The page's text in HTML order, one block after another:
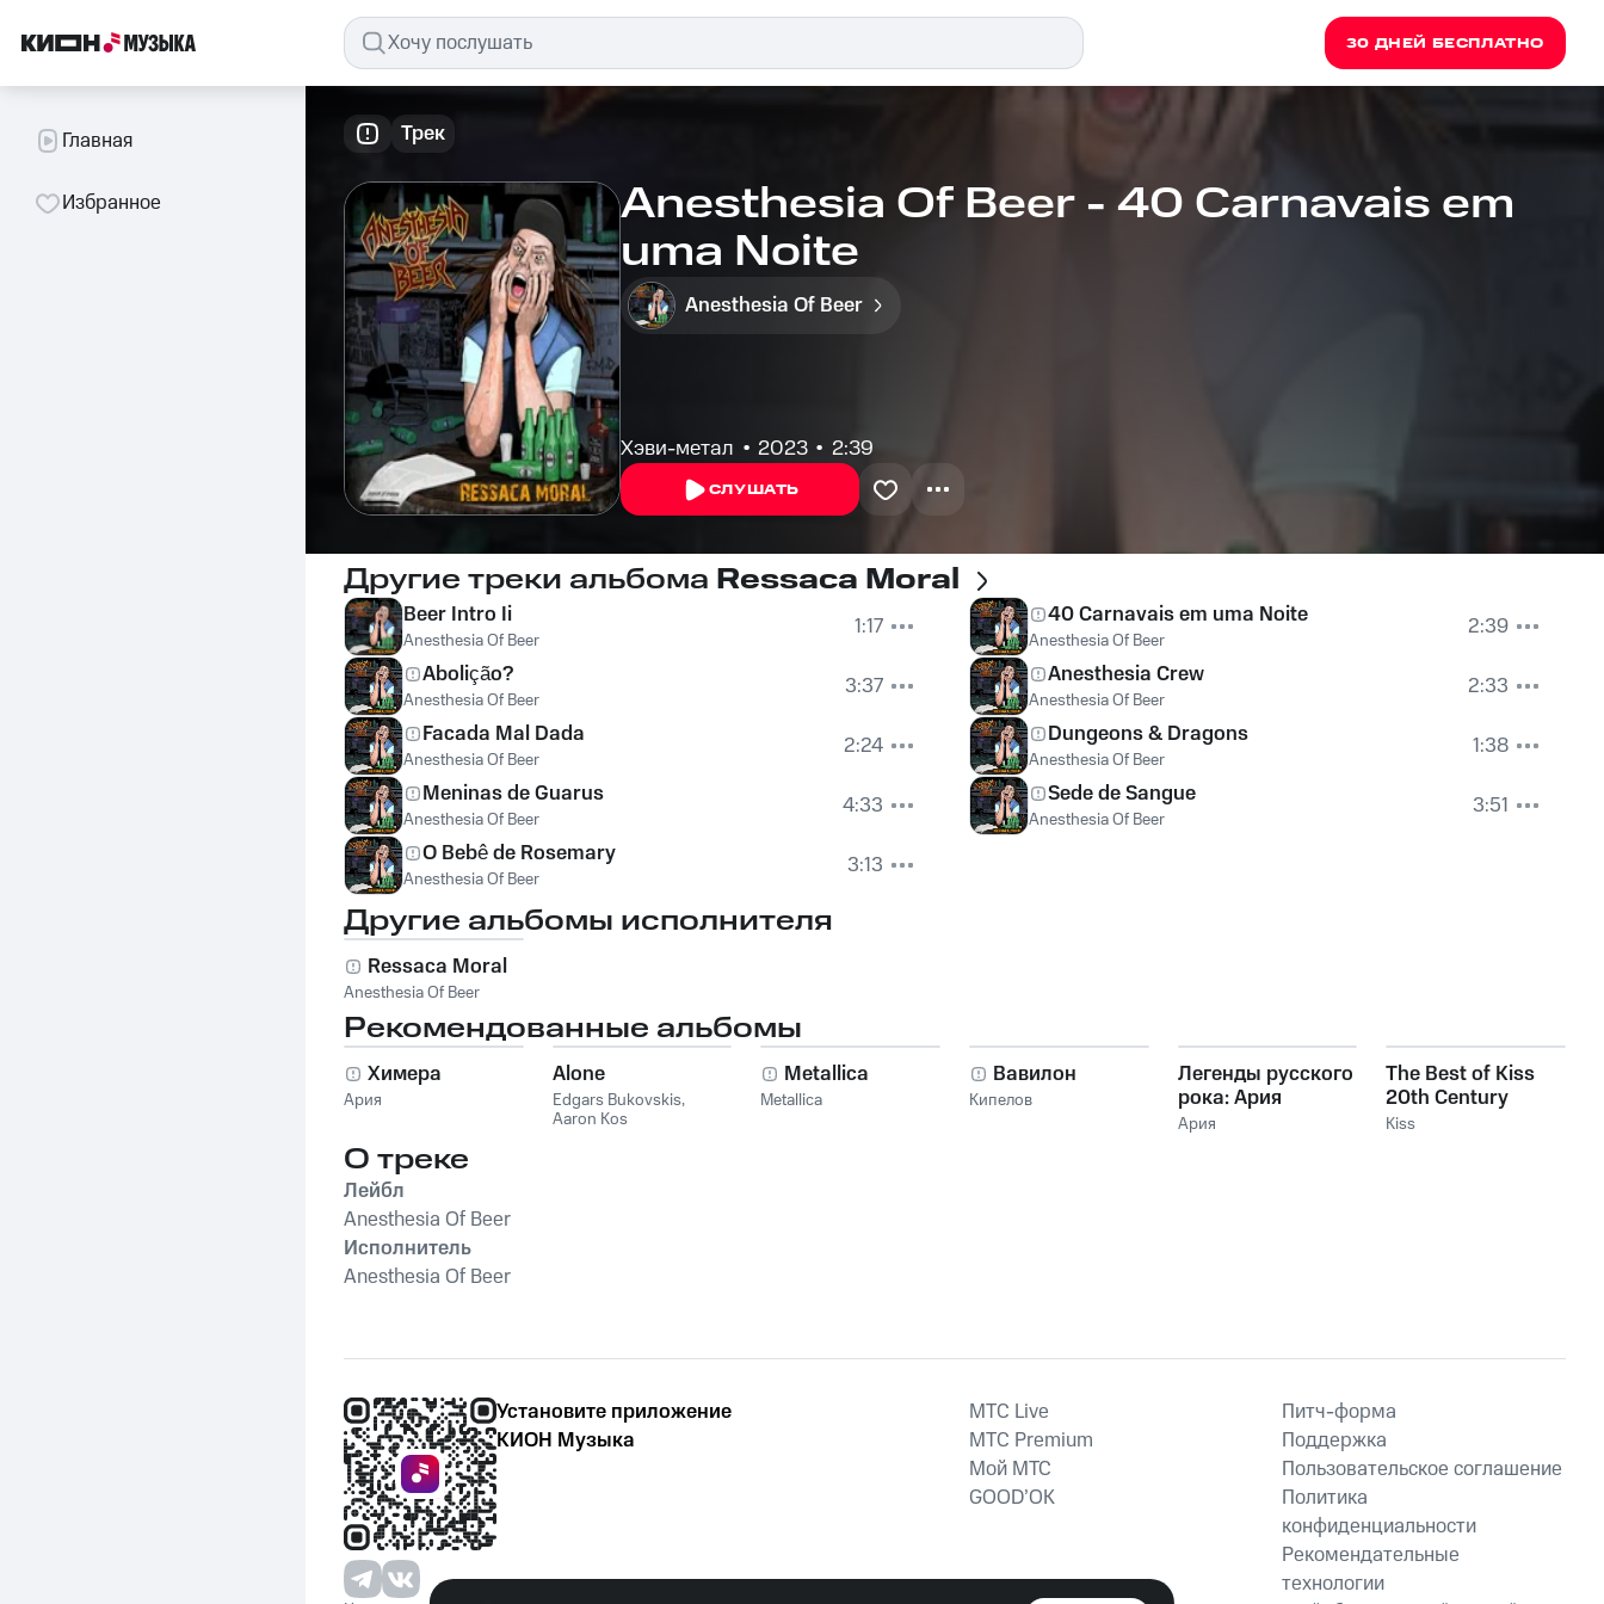
30 ДНЕЙ БЕСПЛАТНО
Главная
Избранное
Трек
Anesthesia Of Beer - 40 Carnavais em
uma Noite
Anesthesia Of Beer
Хэви-метал 2023 2:39
СЛУШАТЬ
Другие треки альбома Ressaca Moral
Beer Intro Ii
Anesthesia Of Beer
1:17
Abolição?
Anesthesia Of Beer
3:37
Facada Mal Dada
Anesthesia Of Beer
2:24
Meninas de Guarus
Anesthesia Of Beer
4:33
O Bebê de Rosemary
Anesthesia Of Beer 3:13
40 Carnavais em uma Noite
Anesthesia Of Beer
2:39
Anesthesia Crew
Anesthesia Of Beer
2:33
Dungeons & Dragons
Anesthesia Of Beer
1:38
Sede de Sangue
Anesthesia Of Beer 3:51
Другие альбомы исполнителя
Ressaca Moral
Anesthesia Of Beer
Рекомендованные альбомы
Химера
Ария
Alone
Edgars Bukovskis,
Aaron Kos
Metallica
Metallica
Вавилон
Кипелов
Легенды русского
рока: Ария
Ария
The Best of Kiss
20th Century
Masters The
Kiss
О треке
Лейбл
Anesthesia Of Beer
Исполнитель
Anesthesia Of Beer
Установите приложение
КИОН Музыка
MTС Live
MTС Premium
Мой МТС
GOOD’OK
Питч-форма
Поддержка
Пользовательское соглашение
Политика
конфиденциальности
Рекомендательные
технологии